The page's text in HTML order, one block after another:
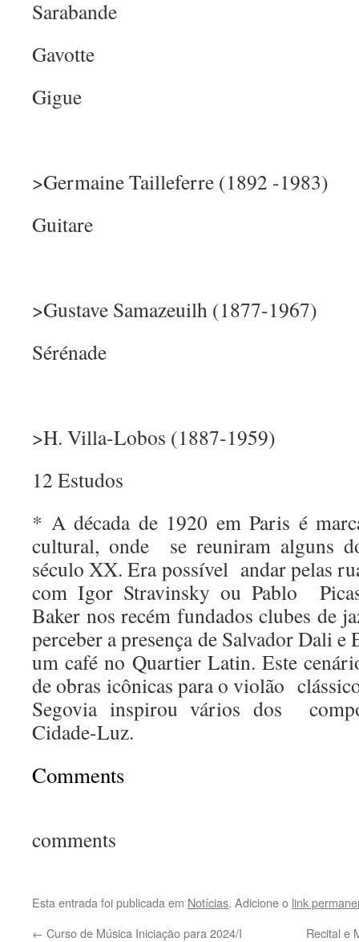
Sarabande
Gavotte
Gigue
>Germaine Tailleferre (1892 -1983)
Guitare
>Gustave Samazeuilh (1877-1967)
Sérénade
>H. Villa-Lobos (1887-1959)
12 Estudos
* A década de 1920 em Paris é
cultural, onde se reuniram alguns
século XX. Era possível andar pelas
com Igor Stravinsky ou Pablo
Baker nos recém fundados clubes de
perceber a presença de Salvador Dali
um café no Quartier Latin. Este
de obras icônicas para o violão
Segovia inspirou vários dos
Cidade-Luz.
Comments
comments
Esta entrada foi publicada em Notícias. Adicione o link
← Curso de Música Iniciação para 2024/I Recital e